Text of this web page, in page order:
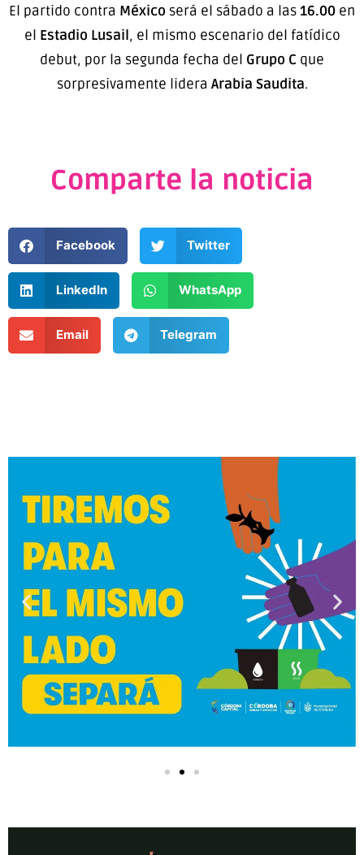
El partido contra México será el sábado a las16.00 en
el Estadio Lusail, el mismo escenario del fatídico
debut, por la segunda fecha del Grupo C que
sorpresivamente lidera Arabia Saudita.
Comparte la noticia
Facebook Twitter
LinkedIn WhatsApp
Email Telegram